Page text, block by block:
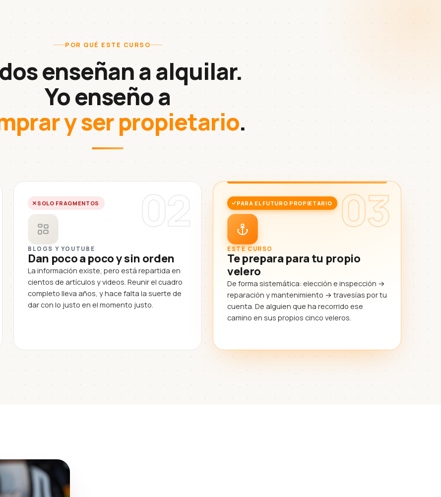
POR QUÉ ESTE CURSO
enseñan a alquilar.
Yo enseño a
y ser propietario.
02
SOLO FRAGMENTOS
BLOGS Y YOUTUBE
Dan poco a poco y sin orden
La información existe, pero está repartida en
cientos de artículos y videos. Reunir el cuadro
completo lleva años, y hace falta la suerte de
dar con lo justo en el momento justo.
03
PARA EL FUTURO PROPIETARIO
ESTE CURSO
Te prepara para tu propio
velero
De forma sistemática: elección e inspección →
reparación y mantenimiento → travesías por tu
cuenta. De alguien que ha recorrido ese
camino en sus propios cinco veleros.